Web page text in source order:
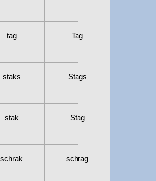
tag Tag
staks Stags
stak Stag
schrak schrag